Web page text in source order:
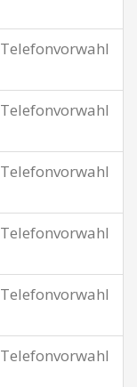
Telefonvorwahl
Telefonvorwahl
Telefonvorwahl
Telefonvorwahl
Telefonvorwahl
Telefonvorwahl